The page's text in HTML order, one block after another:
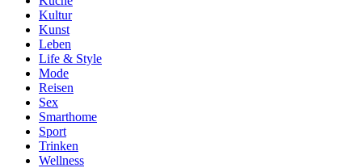
Kultur
Kunst
Leben
Life & Style
Mode
Reisen
Sex
Smarthome
Sport
Trinken
Wellness